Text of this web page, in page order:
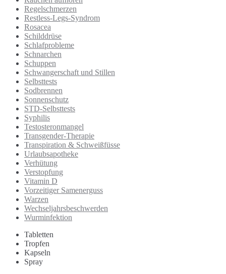
Regelschmerzen
Restless-Legs-Syndrom
Rosacea
Schilddrüse
Schlafprobleme
Schnarchen
Schuppen
Schwangerschaft und Stillen
Selbsttests
Sodbrennen
Sonnenschutz
STD-Selbsttests
Syphilis
Testosteronmangel
Transgender-Therapie
Transpiration & Schweißfüsse
Urlaubsapotheke
Verhütung
Verstopfung
Vitamin D
Vorzeitiger Samenerguss
Warzen
Wechseljahrsbeschwerden
Wurminfektion
Tabletten
Tropfen
Kapseln
Spray